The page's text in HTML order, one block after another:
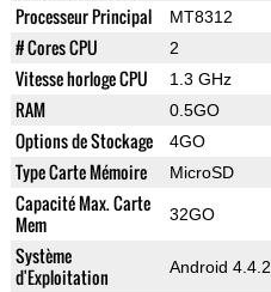
Processeur Principal MT8312
# Cores CPU 2
Vitesse horloge CPU 1.3 GHz
RAM 0.5GO
Options de Stockage 4GO
Type Carte Mémoire MicroSD
Capacité Max. Carte
Mem
32GO
Système
d'Exploitation
Android 4.4.2